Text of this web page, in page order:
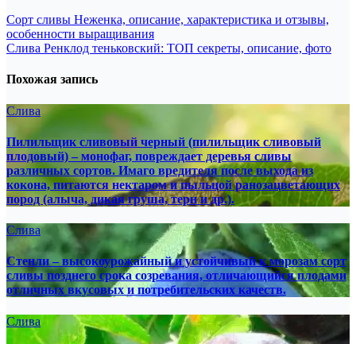
Навигация
по
Сорт сливы Неженка, описание, характеристика и отзывы,
особенности выращивания
Слива Ренклод теньковский: ТОП секреты, описание, фото
Похожая запись
Слива
Пилильщик сливовый черный (пилильщик сливовый
плодовый) – монофаг, повреждает деревья сливы
различных сортов. Имаго вредителя после выхода из
кокона, питаются нектаром и пыльцой ранозацветающих
пород (алыча, дикая груша, терн и др.).
Слива
Стенли – высокоурожайный и устойчивый к морозам сорт
сливы позднего срока созревания, отличающийся плодами
отличных вкусовых и потребительских качеств.
Слива